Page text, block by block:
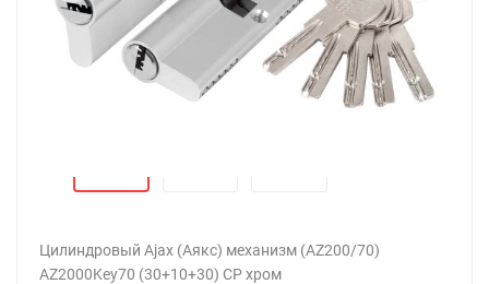
Цилиндровый Ajax (Аякс) механизм (AZ200/70)
AZ2000Key70 (30+10+30) CP хром